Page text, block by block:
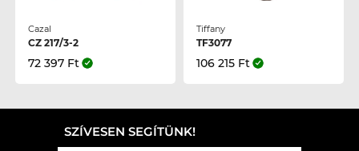
Cazal
CZ 217/3-2
72 397 Ft
Tiffany
TF3077
106 215 Ft
SZÍVESEN SEGÍTÜNK!